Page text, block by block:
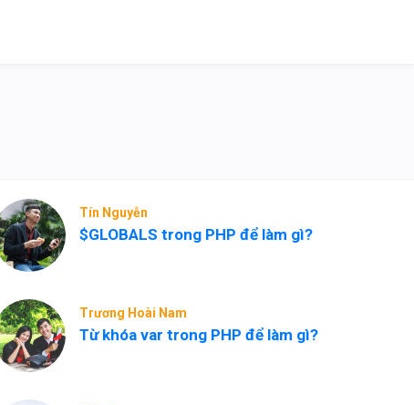
Tín Nguyễn
$GLOBALS trong PHP để làm gì?
Trương Hoài Nam
Từ khóa var trong PHP để làm gì?